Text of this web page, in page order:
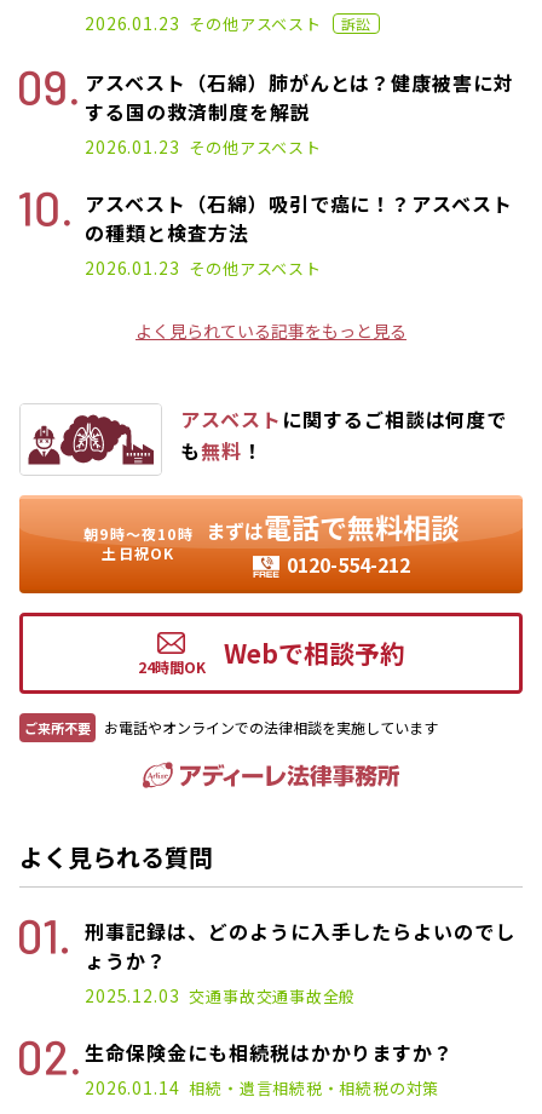
2022.08.03
2026.01.23 その他アスベスト 訴訟
アスベスト（石綿）肺がんとは？健康被害に対
する国の救済制度を解説
2021.09.28
2026.01.23 その他アスベスト
アスベスト（石綿）吸引で癌に！？アスベスト
の種類と検査方法
2021.07.14
2026.01.23 その他アスベスト
よく見られている記事をもっと見る
アスベスト に関するご相談は何度で
も無料 ！
朝9時〜夜10時
土日祝OK
まずは電話で無料相談
0120-554-212
Webで相談予約
ご来所不要 お電話やオンラインでの法律相談を実施しています
よく見られる質問
刑事記録は、どのように入手したらよいのでし
ょうか？
2025.12.03 交通事故交通事故全般
生命保険金にも相続税はかかりますか？
2026.01.14 相続・遺言相続税・相続税の対策